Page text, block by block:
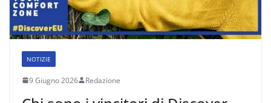
NOTIZIE
9 Giugno 2026 Redazione